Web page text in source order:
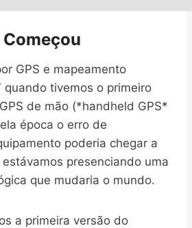
GPS e mapeamento
quando tivemos o primeiro
de mão (*handheld GPS*
época o erro de
poderia chegar a
presenciando uma
que mudaria o mundo.
a primeira versão do